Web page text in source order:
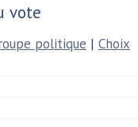
vote
politique | Choix